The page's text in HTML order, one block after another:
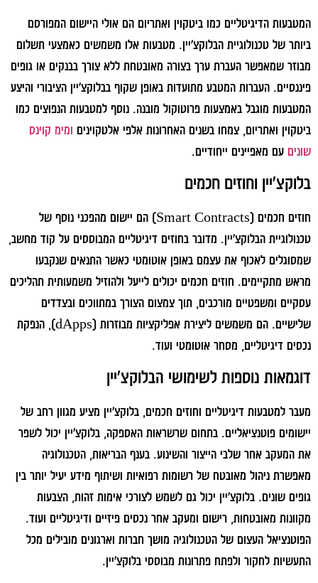
המטבעות הדיגיטליים כמו ביטקוין ואתריום הם אולי היישום המפורסם
ביותר של טכנולוגיית הבלוקצ'יין. מטבעות אלו משמשים כאמצעי תשלום
מבוזר שמאפשר העברת ערך בצורה מאובטחת ללא צורך בבנקים או גופים
פיננסיים. העברות המטבע מתועדות באופן שקוף בבלוקצ'יין הציבורי והיצע
המטבעות מוגבל באמצעות פרוטוקול מובנה. נוסף למטבעות הנפוצים כמו
ביטקוין ואתריום, צמחו בשנים האחרונות אלפי אלטקוינים ומימ קוינס
שונים עם מאפיינים ייחודיים.
בלוקצ'יין וחוזים חכמים
חוזים חכמים (Smart Contracts) הם יישום מהפכני נוסף של
טכנולוגיית הבלוקצ'יין. מדובר בחוזים דיגיטליים המבוססים על קוד מחשב,
שמסוגלים לאכוף את עצמם באופן אוטומטי כאשר התנאים שנקבעו
מראש מתקיימים. חוזים חכמים יכולים לייעל ולהוזיל משמעותית תהליכים
עסקיים ומשפטיים מורכבים, תוך צמצום הצורך במתווכים ובצדדים
שלישיים. הם משמשים ליצירת אפליקציות מבוזרות (dApps), הנפקת
נכסים דיגיטליים, מסחר אוטומטי ועוד.
דוגמאות נוספות לשימושי הבלוקצ'יין
מעבר למטבעות דיגיטליים וחוזים חכמים, בלוקצ'יין מציע מגוון רחב של
יישומים פוטנציאליים. בתחום שרשראות האספקה, בלוקצ'יין יכול לשפר
את המעקב אחר שלבי הייצור והשינוע. בענף הבריאות, הטכנולוגיה
מאפשרת ניהול מאובטח של רשומות רפואיות ושיתוף מידע יעיל יותר בין
גופים שונים. בלוקצ'יין יכול גם לשמש לצורכי אימות זהות, הצבעות
מקוונות מאובטחות, רישום ומעקב אחר נכסים פיזיים ודיגיטליים ועוד.
הפוטנציאל העצום של הטכנולוגיה מושך חברות וארגונים מובילים מכל
התעשיות לחקור ולפתח פתרונות מבוססי בלוקצ'יין.